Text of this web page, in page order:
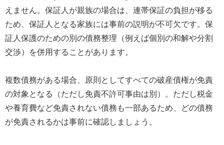
えません。保証人が親族の場合は、連帯保証の負担が移る
ため、保証人となる家族には事前の説明が不可欠です。保
証人保護のための別の債務整理（例えば個別の和解や分割
交渉）を併用することがあります。
複数債務がある場合、原則としてすべての破産債権が免責
の対象となる（ただし免責不許可事由は別）。ただし税金
や養育費など免責されない債務も一部あるため、どの債務
が免責されるかは事前に確認しましょう。